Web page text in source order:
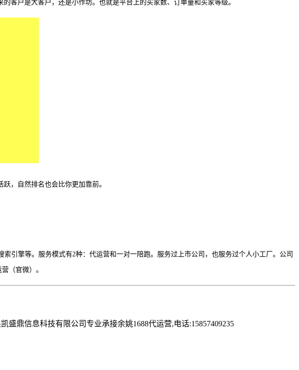
客户是大客户，还是小作坊。也就是平台上的买家数、订单量和买家等级。
，自然排名也会比你更加靠前。
引擎等。服务模式有2种：代运营和一对一陪跑。服务过上市公司，也服务过个人小工厂。公司
（官微）。
鼎信息科技有限公司专业承接余姚1688代运营,电话:15857409235